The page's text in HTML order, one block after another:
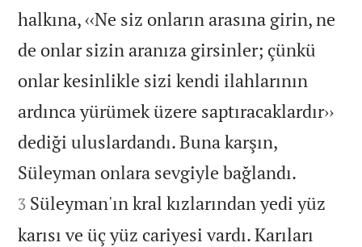
halkına, ‹‹Ne siz onların arasına girin, ne
de onlar sizin aranıza girsinler; çünkü
onlar kesinlikle sizi kendi ilahlarının
ardınca yürümek üzere saptıracaklardır››
dediği uluslardandı. Buna karşın,
Süleyman onlara sevgiyle bağlandı.
3 Süleyman'ın kral kızlarından yedi yüz
karısı ve üç yüz cariyesi vardı. Karıları